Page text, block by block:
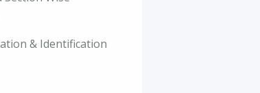
& Identification